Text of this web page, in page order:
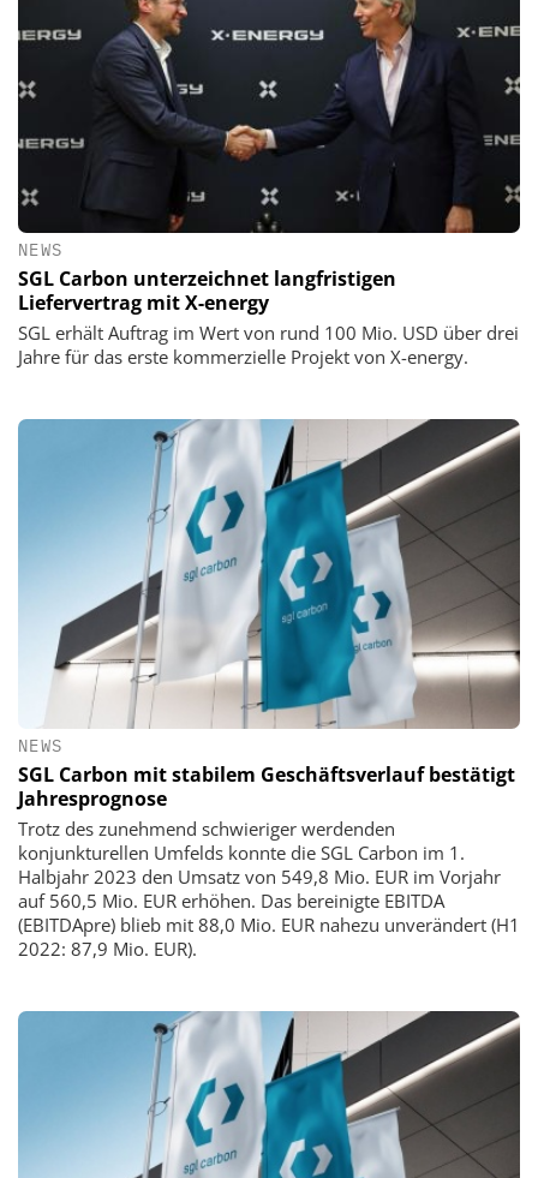
NEWS
SGL Carbon unterzeichnet langfristigen
Liefervertrag mit X-energy
SGL erhält Auftrag im Wert von rund 100 Mio. USD über drei
Jahre für das erste kommerzielle Projekt von X-energy.
NEWS
SGL Carbon mit stabilem Geschäftsverlauf bestätigt
Jahresprognose
Trotz des zunehmend schwieriger werdenden
konjunkturellen Umfelds konnte die SGL Carbon im 1.
Halbjahr 2023 den Umsatz von 549,8 Mio. EUR im Vorjahr
auf 560,5 Mio. EUR erhöhen. Das bereinigte EBITDA
(EBITDApre) blieb mit 88,0 Mio. EUR nahezu unverändert (H1
2022: 87,9 Mio. EUR).